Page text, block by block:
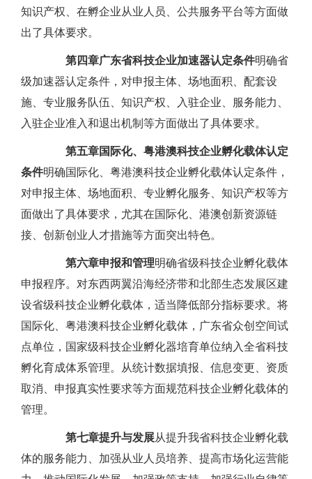
知识产权、在孵企业从业人员、公共服务平台等方面做
出了具体要求。
第四章广东省科技企业加速器认定条件明确省
级加速器认定条件，对申报主体、场地面积、配套设
施、专业服务队伍、知识产权、入驻企业、服务能力、
入驻企业准入和退出机制等方面做出了具体要求。
第五章国际化、粤港澳科技企业孵化载体认定
条件明确国际化、粤港澳科技企业孵化载体认定条件，
对申报主体、场地面积、专业孵化服务、知识产权等方
面做出了具体要求，尤其在国际化、港澳创新资源链
接、创新创业人才措施等方面突出特色。
第六章申报和管理明确省级科技企业孵化载体
申报程序。对东西两翼沿海经济带和北部生态发展区建
设省级科技企业孵化载体，适当降低部分指标要求。将
国际化、粤港澳科技企业孵化载体，广东省众创空间试
点单位，国家级科技企业孵化器培育单位纳入全省科技
孵化育成体系管理。从统计数据填报、信息变更、资质
取消、申报真实性要求等方面规范科技企业孵化载体的
管理。
第七章提升与发展从提升我省科技企业孵化载
体的服务能力、加强从业人员培养、提高市场化运营能